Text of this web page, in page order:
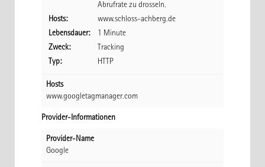
Abrufrate zu drosseln.
Hosts:
www.schloss-achberg.de
Lebensdauer:
1 Minute
Zweck:
Tracking
Typ:
HTTP
Hosts
www.googletagmanager.com
Provider-Informationen
Provider-Name
Google